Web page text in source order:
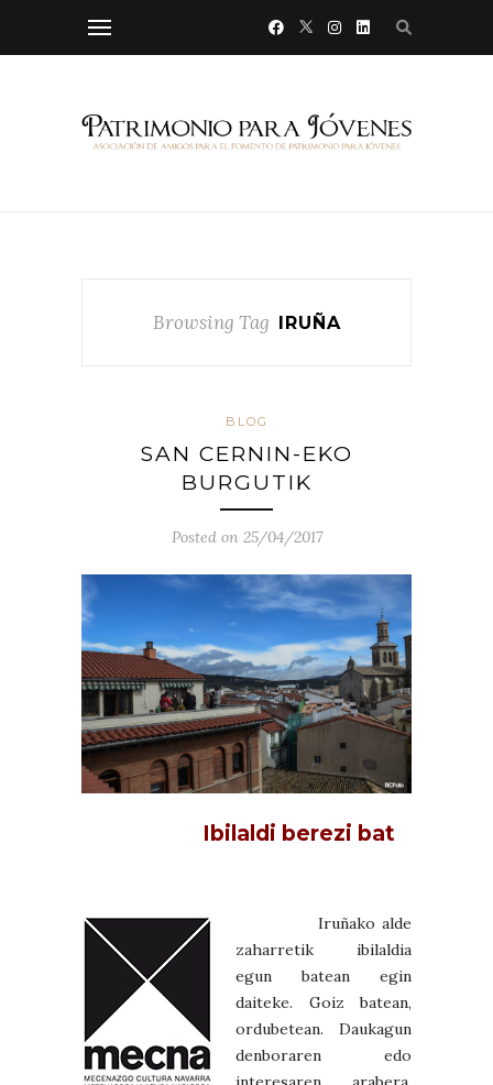
Browsing Tag IRUÑA
BLOG
SAN CERNIN-EKO
BURGUTIK
Posted on 25/04/2017
Ibilaldi berezi bat
Iruñako alde
zaharretik ibilaldia
egun batean egin
daiteke. Goiz batean,
ordubetean. Daukagun
denboraren edo